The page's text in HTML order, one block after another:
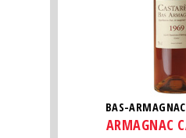
BAS-
ARMAGNAC